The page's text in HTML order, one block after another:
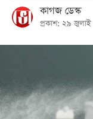
জাতীয়
রাজনীতি
সারাদেশ
কাগজ ডেস্ক
প্রকাশ: ২৯